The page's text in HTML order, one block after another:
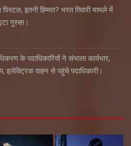
इतनी हिम्मत? भरत तिवारी मामले में
गुस्सा।
के पदाधिकारियों ने संभाला कार्यभार,
इलेक्ट्रिक वाहन से पहुंचे पदाधिकारी।